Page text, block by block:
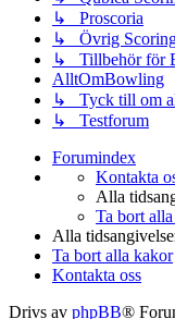
↳ Proscoria
↳ Övrig
↳ Tillbehör för
AlltOmBowling
↳ Tyck till om
↳ Testforum
Forumindex
Kontakta
Alla
Ta bort
Alla
Ta bort alla kakor
Kontakta oss
Drivs av phpBB®